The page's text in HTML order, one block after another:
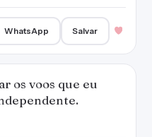
WhatsApp Salvar
os voos que eu